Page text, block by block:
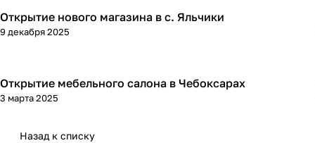
Открытие нового магазина в с. Яльчики
9 декабря 2025
Открытие мебельного салона в Чебоксарах
3 марта 2025
Назад к списку